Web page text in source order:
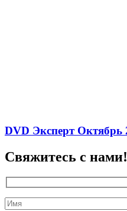
DVD Эксперт Октябрь
Свяжитесь с нами!